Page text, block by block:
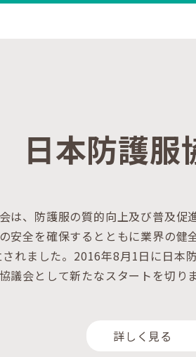
日本防護服
は、防護服の質的向上及び普及促
安全を確保するとともに業界の健
れました。2016年8月1日に日本
議会として新たなスタートを切り
詳しく見る